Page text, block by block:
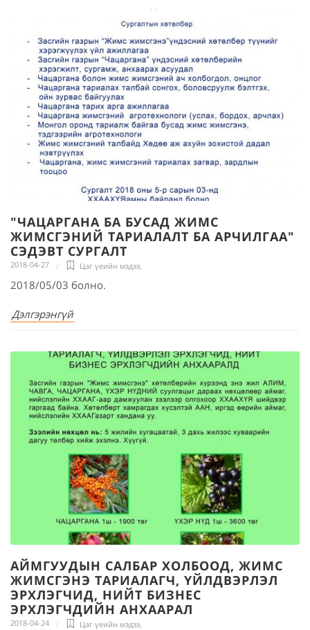
"ЧАЦАРГАНА БА БУСАД ЖИМС
ЖИМСГЭНИЙ ТАРИАЛАЛТ БА АРЧИЛГАА"
СЭДЭВТ СУРГАЛТ
2018-04-27 Цаг үеийн мэдээ,
2018/05/03 болно.
Дэлгэрэнгүй
АЙМГУУДЫН САЛБАР ХОЛБООД, ЖИМС
ЖИМСГЭНЭ ТАРИАЛАГЧ, ҮЙЛДВЭРЛЭЛ
ЭРХЛЭГЧИД, НИЙТ БИЗНЕС
ЭРХЛЭГЧДИЙН АНХААРАЛ
2018-04-24 Цаг үеийн мэдээ,